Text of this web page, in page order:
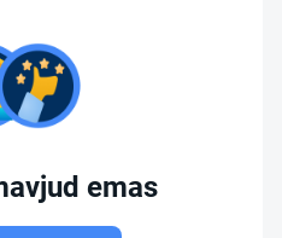
emas